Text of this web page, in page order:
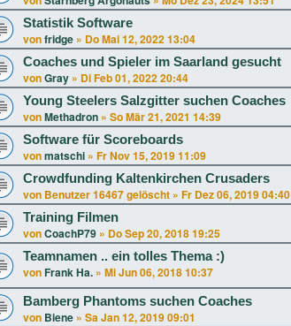
Statistik Software
vonfridge » Do Mai 12, 2022 13:04
Coaches und Spieler im Saarland gesucht
vonGray » Di Feb 01, 2022 20:44
Young Steelers Salzgitter suchen Coaches
vonMethadron » So Mär 21, 2021 14:39
Software für Scoreboards
vonmatschi » Fr Nov 15, 2019 11:09
Crowdfunding Kaltenkirchen Crusaders
von Benutzer 16467 gelöscht » Fr Dez 06, 2019 04:40
Training Filmen
vonCoachP79 » Do Sep 20, 2018 19:25
Teamnamen .. ein tolles Thema :)
von Frank Ha. » Mi Jun 06, 2018 10:37
Bamberg Phantoms suchen Coaches
von Biene » Sa Jan 12, 2019 09:01